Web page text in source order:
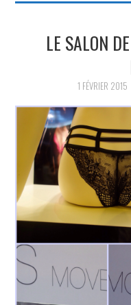
DANS MON BLOG, JE
PARTAGER MES
TROUVAILLES ET MES
ENVIES DANS LA
LUXE ET LA BEAUTÉ
AJOUTANT MON
GRAIN DE FOLIE ET
PETITS TUYAUX…
LE SALON
1 FÉVRIER 2015